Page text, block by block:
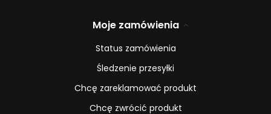
Moje zamówienia
Status zamówienia
Śledzenie przesyłki
Chcę zareklamować produkt
Chcę zwrócić produkt